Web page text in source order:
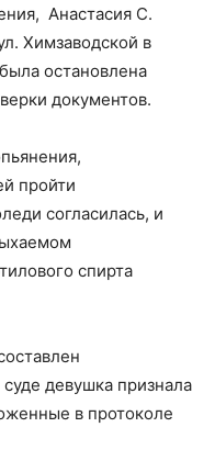
Анастасия С.
Химзаводской в
остановлена
документов.
пройти
согласилась, и
спирта
девушка признала
в протоколе